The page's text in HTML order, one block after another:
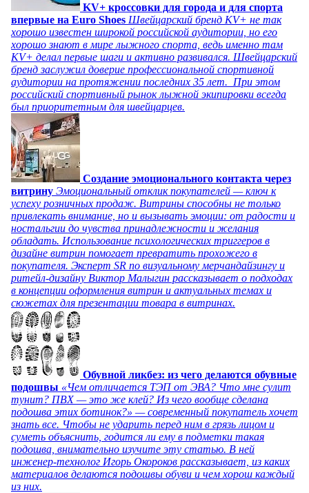
KV+ кроссовки для города и для спорта
впервые на Euro Shoes Швейцарский бренд KV+ не так
хорошо известен широкой российской аудитории, но его
хорошо знают в мире лыжного спорта, ведь именно там
KV+ делал первые шаги и активно развивался. Швейцарский
бренд заслужил доверие профессиональной спортивной
аудитории на протяжении последних 35 лет. При этом
российский спортивный рынок лыжной экипировки всегда
был приоритетным для швейцарцев.
Создание эмоционального контакта через
витрину Эмоциональный отклик покупателей — ключ к
успеху розничных продаж. Витрины способны не только
привлекать внимание, но и вызывать эмоции: от радости и
ностальгии до чувства принадлежности и желания
обладать. Использование психологических триггеров в
дизайне витрин помогает превратить прохожего в
покупателя. Эксперт SR по визуальному мерчандайзингу и
ритейл-дизайну Виктор Малыгин рассказывает о подходах
в концепции оформления витрин и актуальных темах и
сюжетах для презентации товара в витринах.
Обувной ликбез: из чего делаются обувные
подошвы «Чем отличается ТЭП от ЭВА? Что мне сулит
тунит? ПВХ — это же клей? Из чего вообще сделана
подошва этих ботинок?» — современный покупатель хочет
знать все. Чтобы не ударить перед ним в грязь лицом и
суметь объяснить, годится ли ему в подметки такая
подошва, внимательно изучите эту статью. В ней
инженер-технолог Игорь Окороков рассказывает, из каких
материалов делаются подошвы обуви и чем хорош каждый
из них.